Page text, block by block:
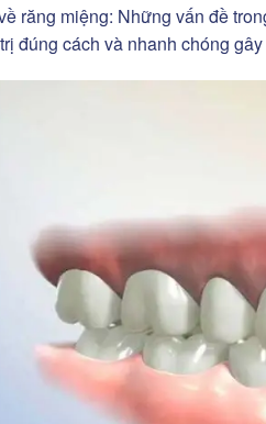
răng miệng: Những vấn đề
đúng cách và nhanh chóng